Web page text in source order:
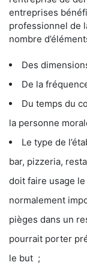
entreprises
professionnel de
nombre
Des
De la
Du temps du
la personne
Le type de
bar, pizzeria,
doit faire usage
normalement
pièges dans un
pourrait porter
le but ;